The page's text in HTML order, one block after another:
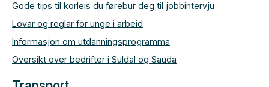
Gode tips til korleis du førebur deg til jobbintervju
Lovar og reglar for unge i arbeid
Informasjon om utdanningsprogramma
Oversikt over bedrifter i Suldal og Sauda